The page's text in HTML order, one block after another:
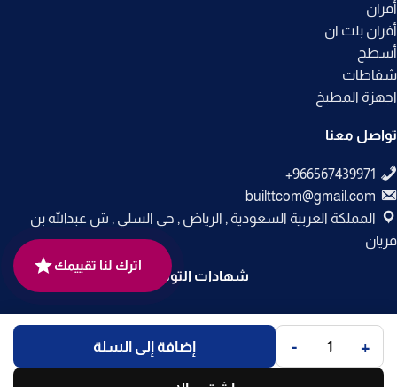
أفران
أفران بلت ان
أسطح
شفاطات
اجهزة المطبخ
تواصل معنا
builttcom@gmail.com
المملكة العربية السعودية , الرياض , حي السلي , ش عبدالله بن
فريان
شهادات التوثيق
جميع الحقوق محفوظة لـمتجر بلت إن© 2025.
تم التطوير بواسطةCode Times
. +
- إضافة إلى السلة
اترك لنا تقييمك